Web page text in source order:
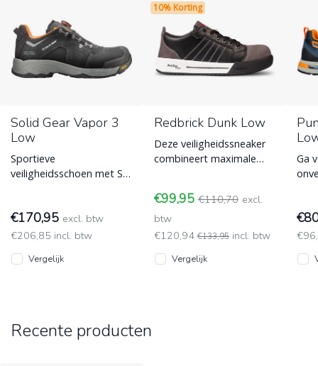
Solid Gear Vapor 3
Low
Sportieve
veiligheidsschoen met S3
Vibram buitenzool.
€170,95 excl. btw
€206,85 incl. btw
Vergelijk
10% Korting
Redbrick Dunk Low
Deze veiligheidssneaker
combineert maximale
harde werkers
€99,95€110,70 excl.
btw
€120,94€133,95incl. btw
Vergelijk
Ga
Recente producten